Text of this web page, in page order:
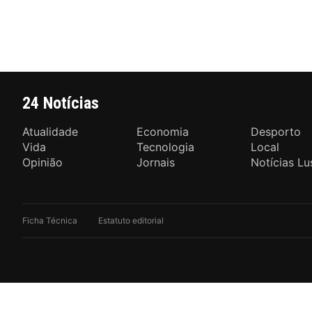
24 Notícias
Atualidade Economia
Desporto
Vida
Tecnologia
Local
Opinião
Jornais Notícias
Ficha Técnica Estatuto editorial